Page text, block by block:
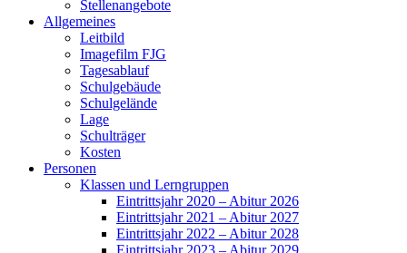
Stellenangebote
Allgemeines
Leitbild
Imagefilm FJG
Tagesablauf
Schulgebäude
Schulgelände
Lage
Schulträger
Kosten
Personen
Klassen und Lerngruppen
Eintrittsjahr 2020 – Abitur 2026
Eintrittsjahr 2021 – Abitur 2027
Eintrittsjahr 2022 – Abitur 2028
Eintrittsjahr 2023 – Abitur 2029